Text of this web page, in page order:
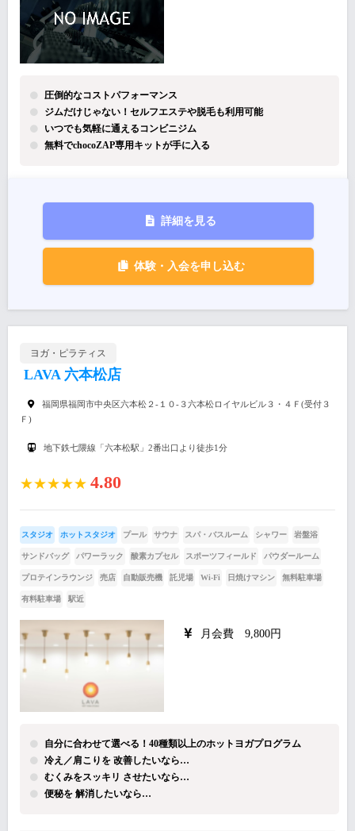
圧倒的なコストパフォーマンス
ジムだけじゃない！セルフエステや脱毛も利用可能
いつでも気軽に通えるコンビニジム
無料でchocoZAP専用キットが手に入る
詳細を見る
体験・入会を申し込む
ヨガ・ピラティス
LAVA 六本松店
福岡県福岡市中央区六本松２-１０-３六本松ロイヤルビル３・４Ｆ(受付３
Ｆ)
地下鉄七隈線「六本松駅」2番出口より徒歩1分
★★★★★ 4.80
スタジオ ホットスタジオ プール サウナ スパ・バスルーム シャワー 岩盤浴
サンドバッグ パワーラック 酸素カプセル スポーツフィールド パウダールーム
プロテインラウンジ 売店 自動販売機 託児場 Wi-Fi 日焼けマシン 無料駐車場
有料駐車場 駅近
月会費 9,800円
自分に合わせて選べる！40種類以上のホットヨガプログラム
冷え／肩こりを 改善したいなら…
むくみをスッキリ させたいなら…
便秘を 解消したいなら…